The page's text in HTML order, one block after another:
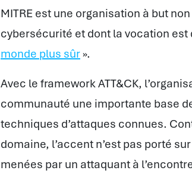
MITRE est une organisation à but
cybersécurité et dont la vocation est
monde plus sûr».
Avec le framework ATT&CK,
communauté une importante base
techniques d’attaques connues.
domaine, l’accent n’est pas porté
menées par un attaquant à